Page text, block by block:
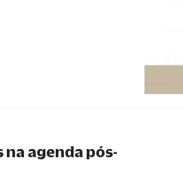
na agenda pós-